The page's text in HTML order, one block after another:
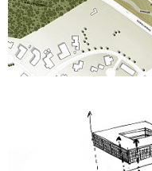
organisasjonens
Bygningen er planlagt å